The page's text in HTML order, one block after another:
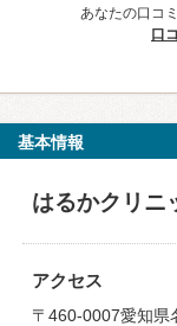
あなたの口コ
口
基本情報
はるかクリニ
アクセス
〒460-0007愛知県